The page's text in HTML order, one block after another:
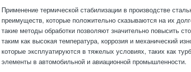
Применение термической стабилизации в производстве
преимуществ, которые положительно сказываются на их
такие методы обработки позволяют значительно повысить
таким как высокая температура, коррозия и механический
которые эксплуатируются в тяжелых условиях, таких как
элементы в автомобильной и авиационной промышленности.